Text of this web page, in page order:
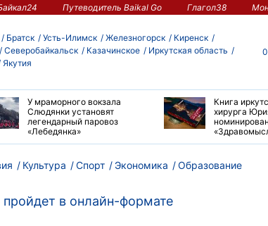
Путеводитель Baikal Go Глагол38
Братск Усть-Илимск Железногорск
Киренск
Северобайкальск Казачинское
Иркутская область
Якутия
У мраморного вокзала
Слюдянки установят
легендарный паровоз
«Лебедянка»
Книга
хирурга
Культура Спорт Экономика Образование
в онлайн-формате